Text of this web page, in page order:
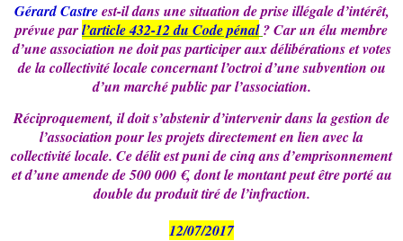
Gérard Castre est-il dans une situation de prise illégale d’intérêt,
prévue parl’article 432-12du Code pénal ? Car un élu membre
d’une association ne doit pas participer aux délibérations et votes
de la collectivité locale concernant l’octroi d’une subvention ou
d’un marché public par l’association.
Réciproquement, il doit s’abstenir d’intervenir dans la gestion de
l’association pour les projets directement en lien avec la
collectivité locale. Ce délit est puni de cinq ans d’emprisonnement
et d’une amende de 500 000 €, dont le montant peut être porté au
double du produit tiré de l’infraction.
12/07/2017